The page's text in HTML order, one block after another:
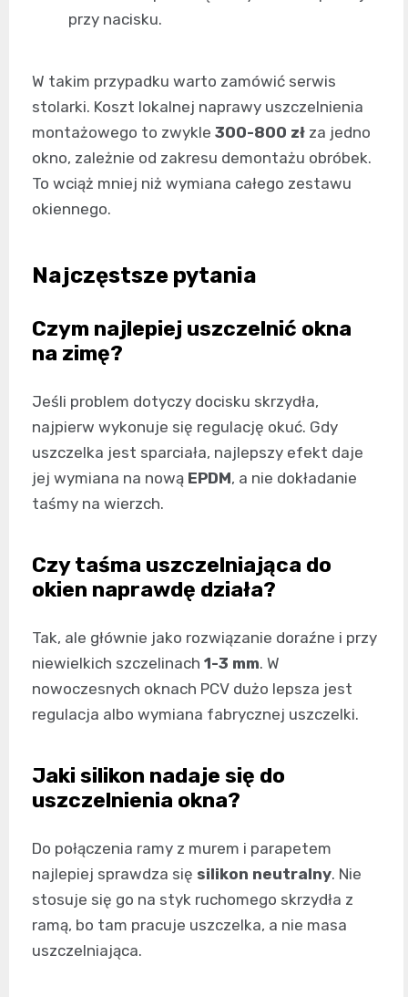
przy nacisku.
W takim przypadku warto zamówić serwis
stolarki. Koszt lokalnej naprawy uszczelnienia
montażowego to zwykle 300-800 zł za jedno
okno, zależnie od zakresu demontażu obróbek.
To wciąż mniej niż wymiana całego zestawu
okiennego.
Najczęstsze pytania
Czym najlepiej uszczelnić okna
na zimę?
Jeśli problem dotyczy docisku skrzydła,
najpierw wykonuje się regulację okuć. Gdy
uszczelka jest sparciała, najlepszy efekt daje
jej wymiana na nową EPDM, a nie dokładanie
taśmy na wierzch.
Czy taśma uszczelniająca do
okien naprawdę działa?
Tak, ale głównie jako rozwiązanie doraźne i przy
niewielkich szczelinach 1-3 mm. W
nowoczesnych oknach PCV dużo lepsza jest
regulacja albo wymiana fabrycznej uszczelki.
Jaki silikon nadaje się do
uszczelnienia okna?
Do połączenia ramy z murem i parapetem
najlepiej sprawdza się silikon neutralny. Nie
stosuje się go na styk ruchomego skrzydła z
ramą, bo tam pracuje uszczelka, a nie masa
uszczelniająca.